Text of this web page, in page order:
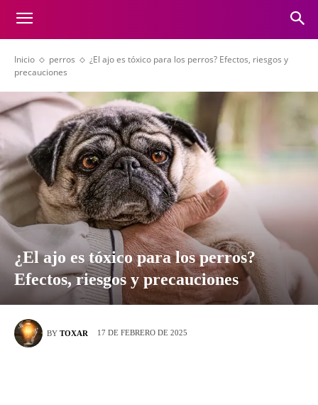
Inicio perros
¿El ajo es tóxico para los perros? Efectos, riesgos y
precauciones
¿El ajo es tóxico para los perros?
Efectos, riesgos y precauciones
BY TOXAR 17 DE FEBRERO DE 2025